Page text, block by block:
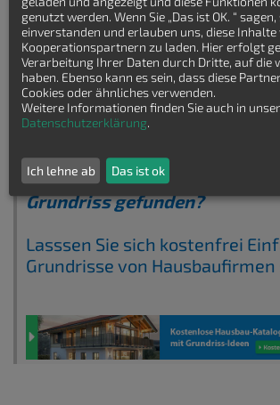
Details zum Stadtvilla
Aqua Pultdach
Wohnfläche: 142 qm
Hauslänge: 10.24 m
Hausbreite: 8.74 m
Zimmeranzahl: 4-Zimmer
Keinen passenden
Grundriss gefunden?
Lasssen Sie sich kostenfrei
Grundrisse von Hausbaufirmen
genutzt werden. Wenn Sie „Das ist OK. “
einverstanden und erlauben uns, diese Inhalte
Kooperationspartnern zu laden. Hier erfolgt
Verarbeitung Ihrer Daten durch Dritte, auf die
haben. Ebenso kann es sein, dass diese
Cookies oder ähnliches verwenden.
Weitere Informationen finden Sie auch in
Datenschutzerklärung.
Ich lehne ab Das ist ok